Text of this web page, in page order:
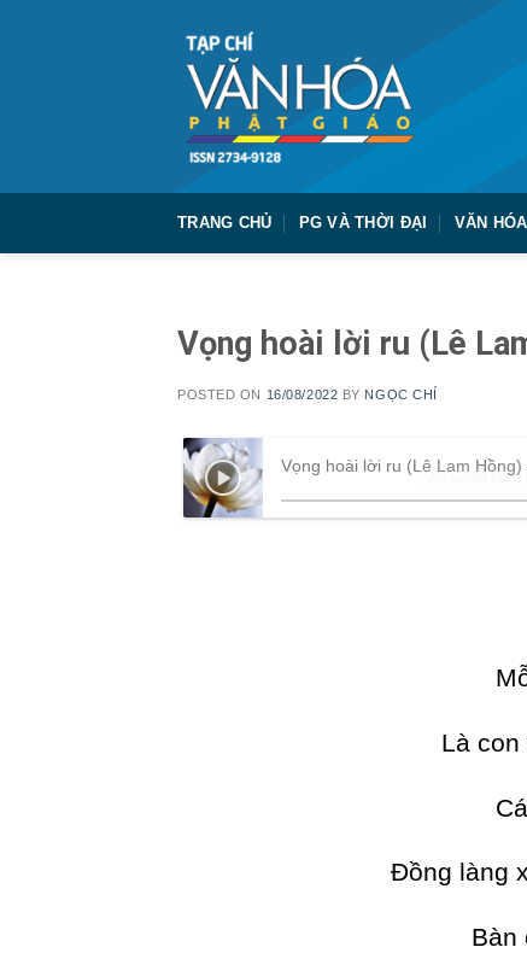
TRANG CHỦ PG VÀ THỜI ĐẠI VĂN
Vọng hoài lời ru (Lê
POSTED ON 16/08/2022 BY NGỌC CHÍ
Vọng hoài lời ru (Lê Lam Hồng)
An audio error
Là con
Đồng làng
Bàn